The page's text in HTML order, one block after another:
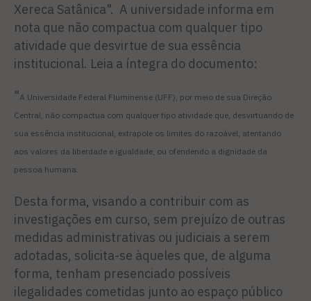
Xereca Satânica". A universidade informa em
nota que não compactua com qualquer tipo
atividade que desvirtue de sua essência
institucional. Leia a íntegra do documento:
"A Universidade Federal Fluminense (UFF), por meio de sua Direção
Central, não compactua com qualquer tipo atividade que, desvirtuando de
sua essência institucional, extrapole os limites do razoável, atentando
aos valores da liberdade e igualdade, ou ofendendo a dignidade da
pessoa humana.
Desta forma, visando a contribuir com as
investigações em curso, sem prejuízo de outras
medidas administrativas ou judiciais a serem
adotadas, solicita-se àqueles que, de alguma
forma, tenham presenciado possíveis
ilegalidades cometidas junto ao espaço público